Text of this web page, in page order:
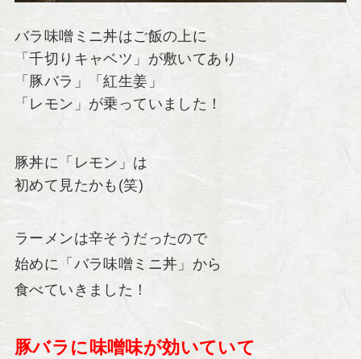
バラ味噌ミニ丼はご飯の上に
「千切りキャベツ」が敷いてあり
「豚バラ」「紅生姜」
「レモン」が乗っていました！
豚丼に「レモン」は
初めて見たかも(笑)
ラーメンは辛そうだったので
始めに「バラ味噌ミニ丼」から
食べていきました！
豚バラに味噌味が効いていて